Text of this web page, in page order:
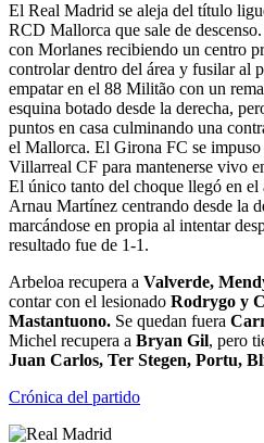
El Real Madrid se aleja del título
RCD Mallorca que sale de
con Morlanes recibiendo un centro
controlar dentro del área y fusilar al
empatar en el 88 Militão con un
esquina botado desde la derecha,
puntos en casa culminando una
el Mallorca. El Girona FC se
Villarreal CF para mantenerse vivo
El único tanto del choque llegó en
Arnau Martínez centrando desde la
marcándose en propia al intentar
resultado fue de 1-1.
Arbeloa recupera a Valverde,
contar con el lesionado Rodrygo y
Mastantuono. Se quedan fuera
Michel recupera a Bryan Gil, pero
Juan Carlos, Ter Stegen, Portu,
Crónica del partido